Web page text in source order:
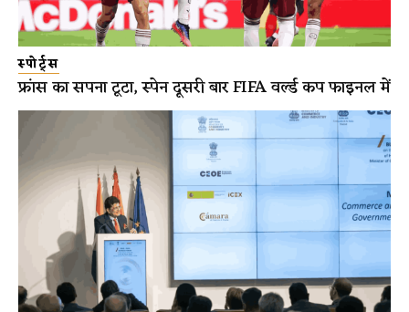
स्पोर्ट्स
फ्रांस का सपना टूटा, स्पेन दूसरी बार FIFA वर्ल्ड कप फाइनल में